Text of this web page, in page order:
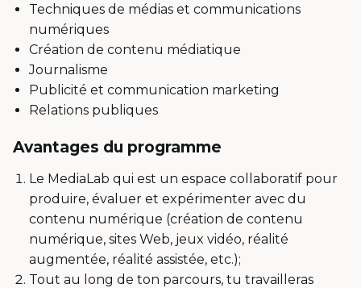
Techniques de médias et communications
numériques
Création de contenu médiatique
Journalisme
Publicité et communication marketing
Relations publiques
Avantages du programme
Le MediaLab qui est un espace collaboratif pour
produire, évaluer et expérimenter avec du
contenu numérique (création de contenu
numérique, sites Web, jeux vidéo, réalité
augmentée, réalité assistée, etc.);
Tout au long de ton parcours, tu travailleras